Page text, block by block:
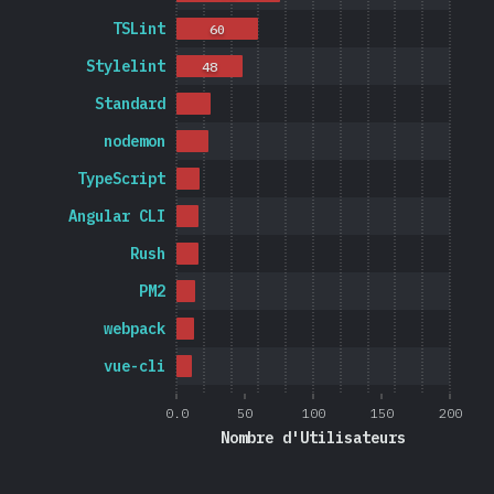
0.0 50 100 150 200
Nombre d'Utilisateurs
vue-cli
webpack
PM2
Rush
Angular CLI
TypeScript
nodemon
Standard
Stylelint
TSLint
48
60